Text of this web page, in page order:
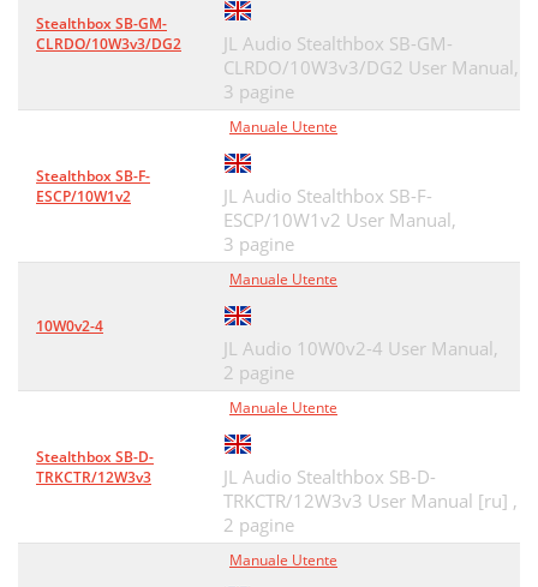
Stealthbox SB-GM-
CLRDO/10W3v3/DG2
JL Audio Stealthbox SB-GM-
CLRDO/10W3v3/DG2 User Manual,
3 pagine
Stealthbox SB-F-
ESCP/10W1v2
Manuale Utente
JL Audio Stealthbox SB-F-
ESCP/10W1v2 User Manual,
3 pagine
10W0v2-4
Manuale Utente
JL Audio 10W0v2-4 User Manual,
2 pagine
Stealthbox SB-D-
TRKCTR/12W3v3
Manuale Utente
JL Audio Stealthbox SB-D-
TRKCTR/12W3v3 User Manual [ru] ,
2 pagine
Manuale Utente